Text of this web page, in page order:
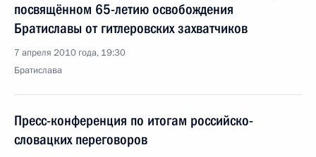
посвящённом 65-летию освобождения
Братиславы от гитлеровских захватчиков
7 апреля 2010 года, 19:30
Братислава
Пресс-конференция по итогам российско-
словацких переговоров